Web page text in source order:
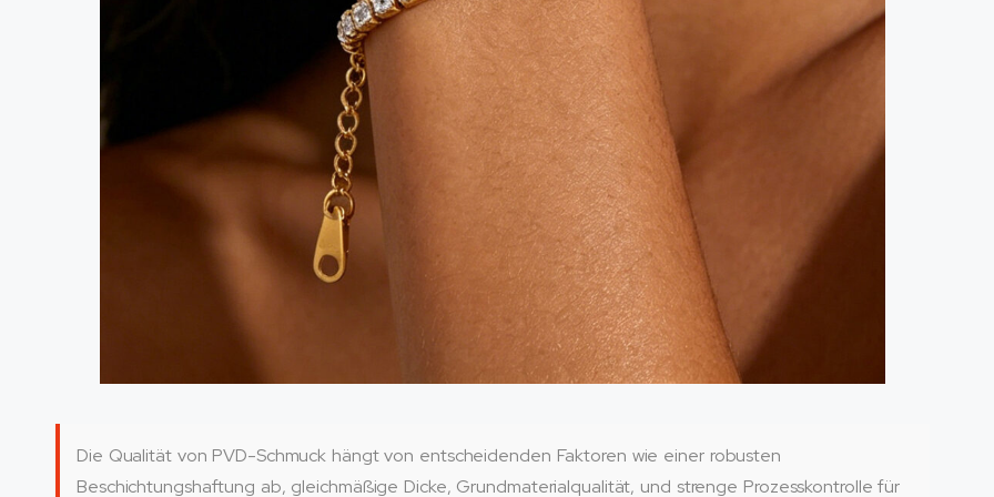
Die Qualität von PVD-Schmuck hängt von entscheidenden Faktoren wie einer robusten
Beschichtungshaftung ab, gleichmäßige Dicke, Grundmaterialqualität, und strenge Prozesskontrolle für